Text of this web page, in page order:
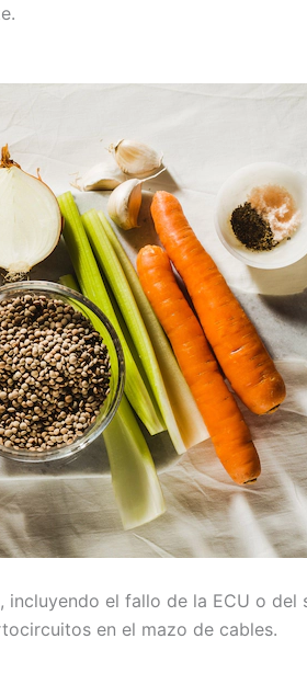
el fallo de la ECU o
en el mazo de cables.